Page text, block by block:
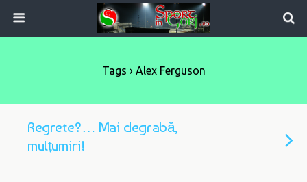
Tags › Alex Ferguson
Regrete?… Mai degrabă,
mulțumiri!